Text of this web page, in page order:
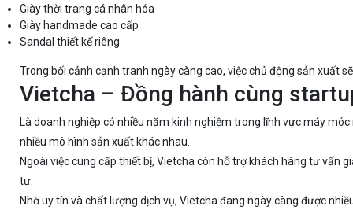
Giày thời trang cá nhân hóa
Giày handmade cao cấp
Sandal thiết kế riêng
Trong bối cảnh cạnh tranh ngày càng cao, việc chủ động sản xuất
Vietcha – Đồng hành cùng
Là doanh nghiệp có nhiều năm kinh nghiệm trong lĩnh vực máy
nhiều mô hình sản xuất khác nhau.
Ngoài việc cung cấp thiết bị, Vietcha còn hỗ trợ khách hàng tư vấn
tư.
Nhờ uy tín và chất lượng dịch vụ, Vietcha đang ngày càng được